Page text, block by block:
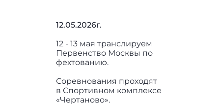
12.05.2026г.
12 - 13 мая транслируем
Первенство Москвы по
фехтованию.
Соревнования проходят
в Спортивном комплексе
«Чертаново».